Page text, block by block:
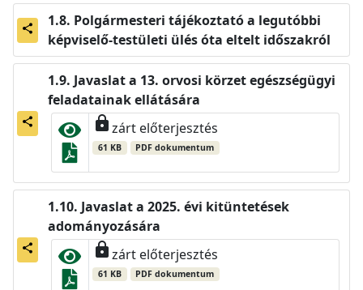
share
Polgármesteri tájékoztató a legutóbbi
képviselő-testületi ülés óta eltelt időszakról
share
Javaslat a 13. orvosi körzet egészségügyi
feladatainak ellátására
lockzárt előterjesztés
61 KB PDF dokumentum
share
Javaslat a 2025. évi kitüntetések
adományozására
lockzárt előterjesztés
61 KB PDF dokumentum